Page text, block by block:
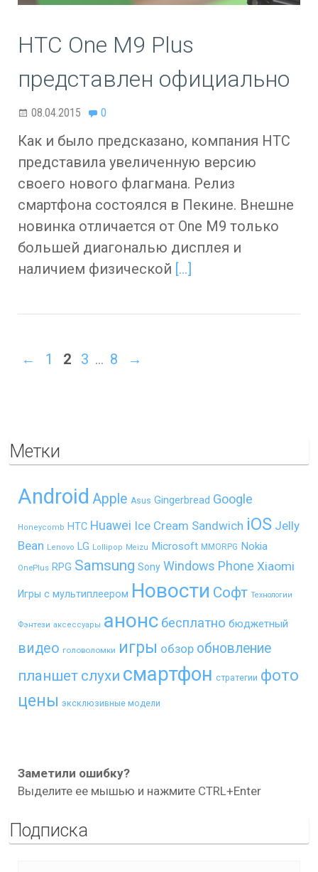
HTC One M9 Plus
представлен официально
08.04.2015 0
Как и было предсказано, компания HTC
представила увеличенную версию
своего нового флагмана. Релиз
смартфона состоялся в Пекине. Внешне
новинка отличается от One M9 только
большей диагональю дисплея и
наличием физической […]
← 1 2 3 … 8 →
Метки
Android Apple Asus Gingerbread Google
Honeycomb HTC Huawei Ice Cream Sandwich iOS Jelly
Bean Lenovo LG Lollipop Meizu Microsoft MMORPG Nokia
OnePlus RPG Samsung Sony Windows Phone Xiaomi
Игры с мультиплеером Новости Софт Технологии
Фэнтези аксессуары анонс бесплатно бюджетный
видео головоломки игры обзор обновление
планшет слухи смартфон стратегии фото
цены эксклюзивные модели
Заметили ошибку?
Выделите ее мышью и нажмите CTRL+Enter
Подписка